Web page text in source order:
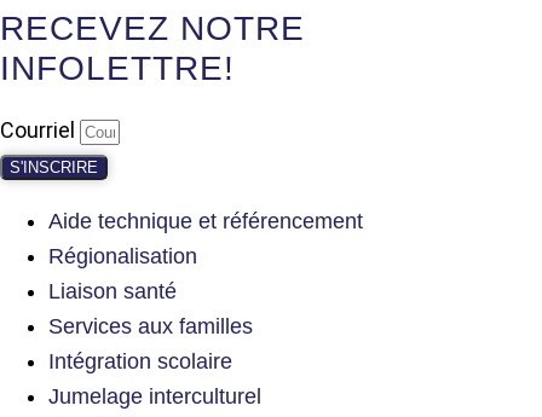
RECEVEZ NOTRE
INFOLETTRE!
Courriel
S'INSCRIRE
Aide technique et référencement
Régionalisation
Liaison santé
Services aux familles
Intégration scolaire
Jumelage interculturel